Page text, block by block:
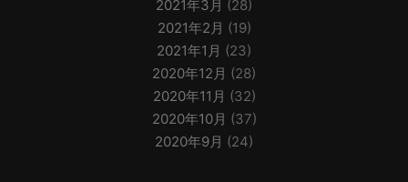
2021年3月 (28)
2021年2月 (19)
2021年1月 (23)
2020年12月 (28)
2020年11月 (32)
2020年10月 (37)
2020年9月 (24)